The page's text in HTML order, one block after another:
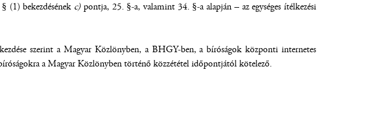
(1) bekezdésének c)pontja, 25. §-a, valamint 34. §-a alapján – az egységes ítélkezési
szerint a Magyar Közlönyben, a BHGY-ben, a bíróságok központi internetes
a Magyar Közlönyben történő közzététel időpontjától kötelező.